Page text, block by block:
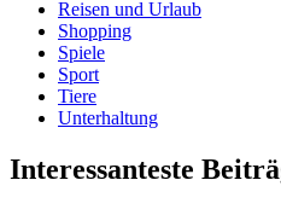
Reisen und Urlaub
Shopping
Spiele
Sport
Tiere
Unterhaltung
Interessanteste